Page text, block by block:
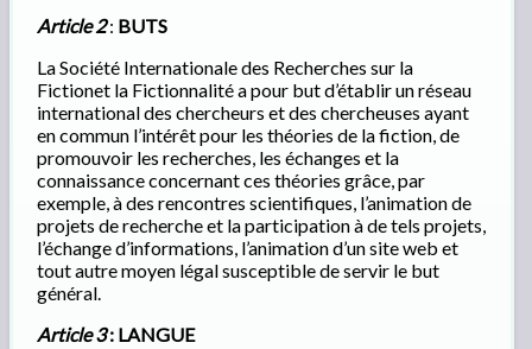
Article 2: BUTS
La Société Internationale des Recherches sur la
Fictionet la Fictionnalité a pour but d’établir un réseau
international des chercheurs et des chercheuses ayant
en commun l’intérêt pour les théories de la fiction, de
promouvoir les recherches, les échanges et la
connaissance concernant ces théories grâce, par
exemple, à des rencontres scientifiques, l’animation de
projets de recherche et la participation à de tels projets,
l’échange d’informations, l’animation d’un site web et
tout autre moyen légal susceptible de servir le but
général.
Article 3: LANGUE